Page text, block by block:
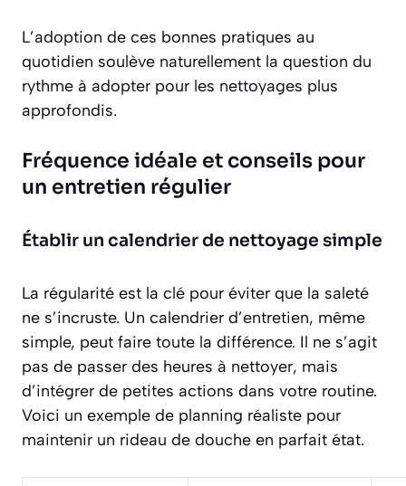
L’adoption de ces bonnes pratiques au
quotidien soulève naturellement la question du
rythme à adopter pour les nettoyages plus
approfondis.
Fréquence idéale et conseils pour
un entretien régulier
Établir un calendrier de nettoyage simple
La régularité est la clé pour éviter que la saleté
ne s’incruste. Un calendrier d’entretien, même
simple, peut faire toute la différence. Il ne s’agit
pas de passer des heures à nettoyer, mais
d’intégrer de petites actions dans votre routine.
Voici un exemple de planning réaliste pour
maintenir un rideau de douche en parfait état.